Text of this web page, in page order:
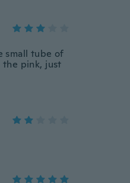
small tube of
the pink, just